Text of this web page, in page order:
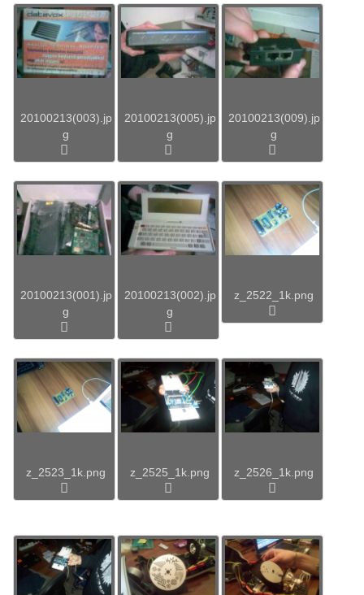
20100213(003).jp
g
20100213(005).jp
g
20100213(009).jp
g
20100213(001).jp
g
20100213(002).jp
g
z_2522_1k.png
z_2523_1k.png z_2525_1k.png z_2526_1k.png